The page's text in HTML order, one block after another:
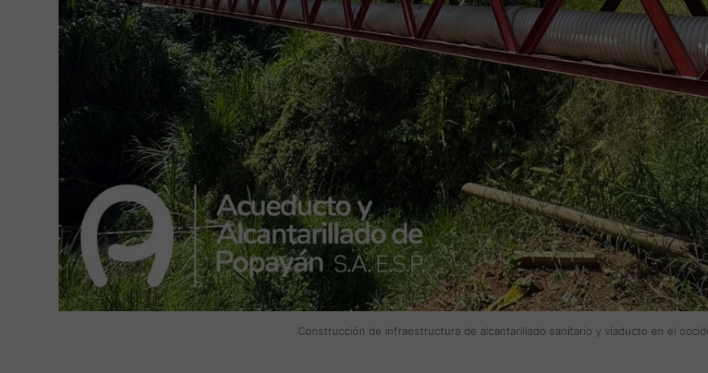
Construcción de infraestructura de alcantarillado sanitario y viaducto en el